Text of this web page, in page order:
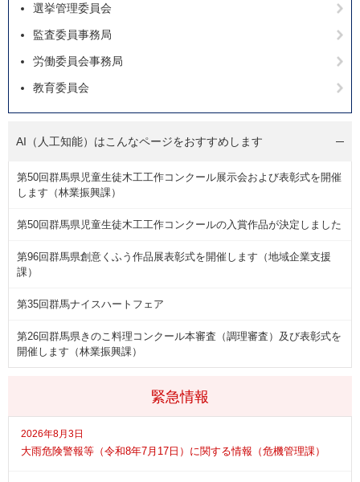
緊急情報
2026年8月3日
大雨危険警報等（令和8年7月17日）に関する情報（危機管理課）
選挙管理委員会
監査委員事務局
労働委員会事務局
教育委員会
AI（人工知能）はこんなページをおすすめします
第50回群馬県児童生徒木工工作コンクール展示会および表彰式を開催
します（林業振興課）
第50回群馬県児童生徒木工工作コンクールの入賞作品が決定しました
第96回群馬県創意くふう作品展表彰式を開催します（地域企業支援
課）
第35回群馬ナイスハートフェア
第26回群馬県きのこ料理コンクール本審査（調理審査）及び表彰式を
開催します（林業振興課）